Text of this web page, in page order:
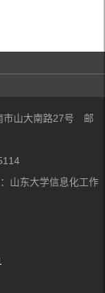
市山大南路27号 邮
山东大学信息化工作